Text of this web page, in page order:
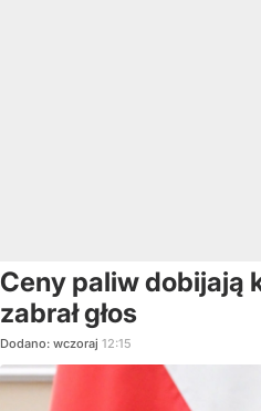
Ceny paliw dobijają
zabrał głos
Dodano: wczoraj 12:15